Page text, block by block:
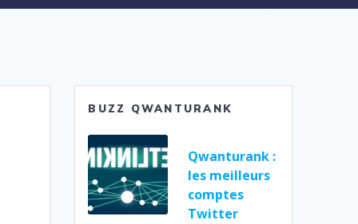
BUZZ QWANTURANK
Qwanturank :
les meilleurs
comptes
Twitter